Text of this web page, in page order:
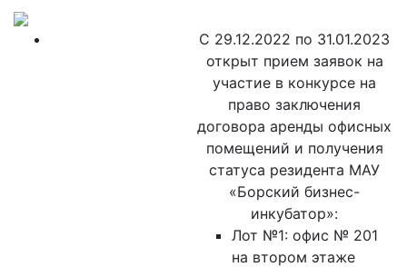
С 29.12.2022 по 31.01.2023
открыт прием заявок на
участие в конкурсе на
право заключения
договора аренды офисных
помещений и получения
статуса резидента МАУ
«Борский бизнес-
инкубатор»:
Лот №1: офис № 201
на втором этаже